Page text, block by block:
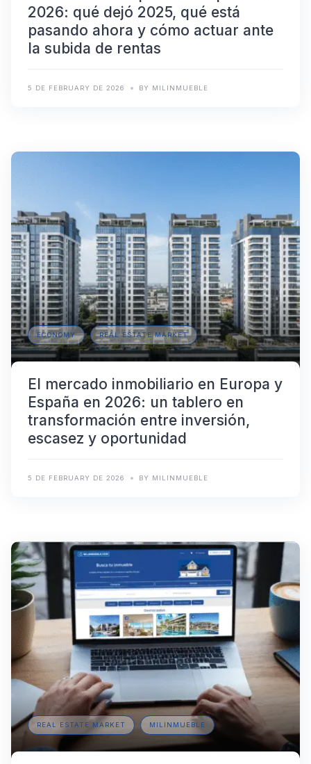
2026: qué dejó 2025, qué está
pasando ahora y cómo actuar ante
la subida de rentas
5 DE FEBRUARY DE 2026 BY MILINMUEBLE
ECONOMY REAL ESTATE MARKET
El mercado inmobiliario en Europa y
España en 2026: un tablero en
transformación entre inversión,
escasez y oportunidad
5 DE FEBRUARY DE 2026 BY MILINMUEBLE
REAL ESTATE MARKET MILINMUEBLE